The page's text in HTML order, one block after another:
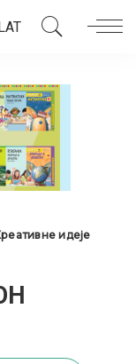
идеје